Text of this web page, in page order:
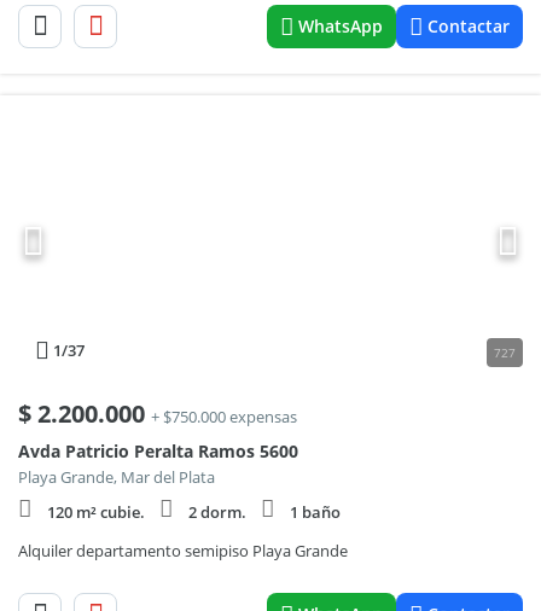
WhatsApp Contactar
1/37 727
$2.200.000 + $750.000 expensas
Avda Patricio Peralta Ramos 5600
Playa Grande, Mar del Plata
120 m² cubie.
2 dorm.
1 baño
Alquiler departamento semipiso Playa Grande